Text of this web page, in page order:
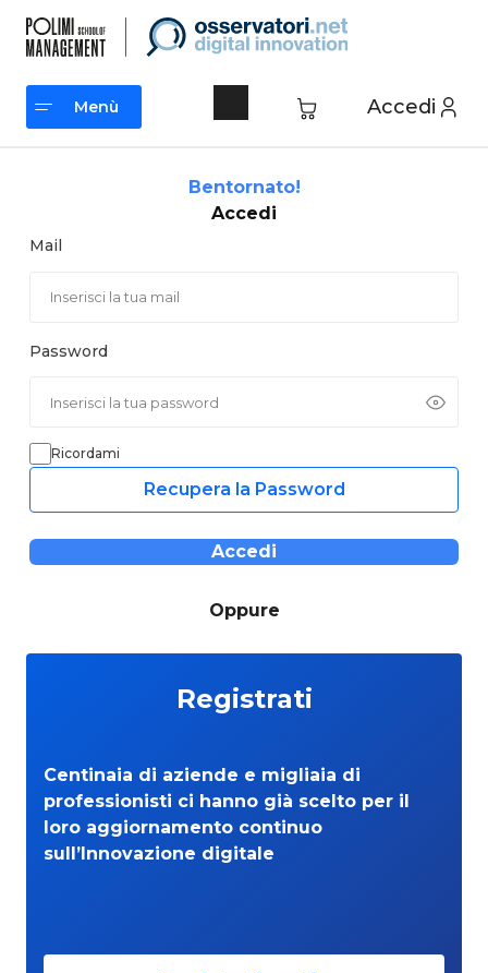
contenuto
Accedi
Menù
Bentornato!
Accedi
Mail
Password
Ricordami
Recupera la Password
Accedi
Oppure
Registrati
Centinaia di aziende e migliaia di
professionisti ci hanno già scelto per il
loro aggiornamento continuo
sull’Innovazione digitale